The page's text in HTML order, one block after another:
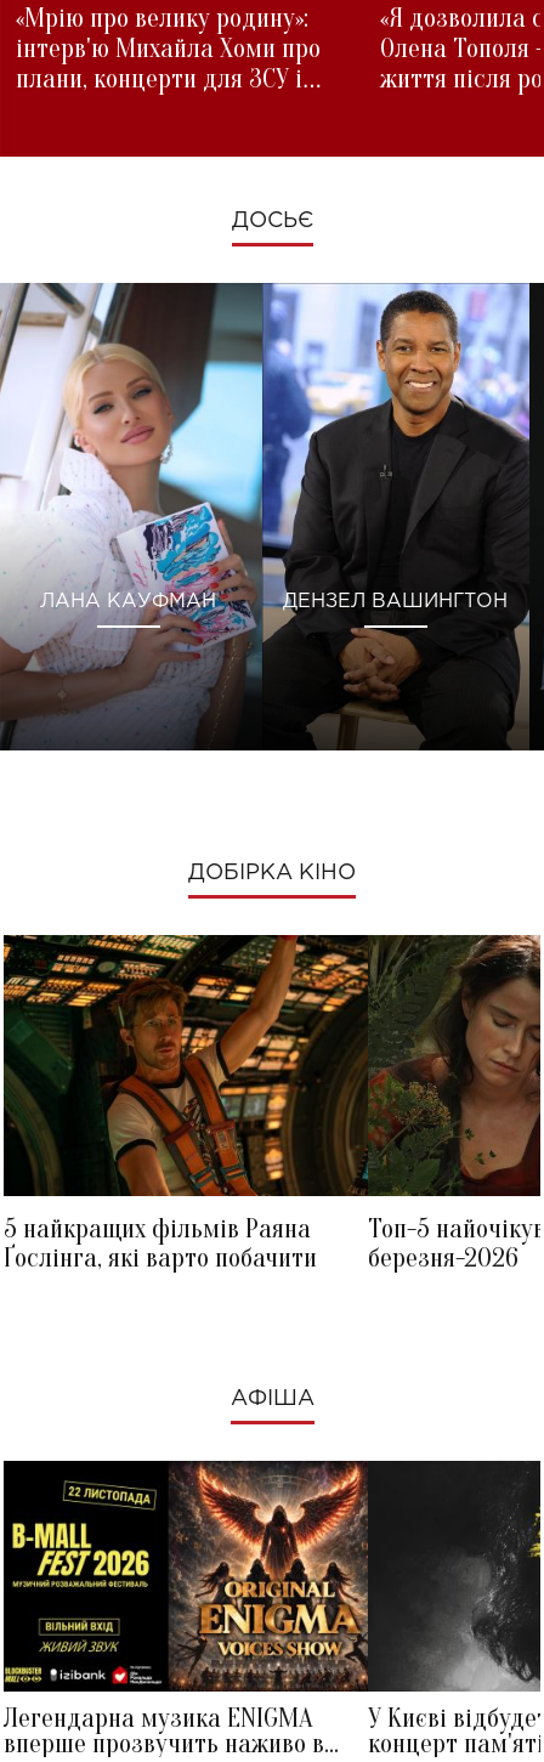
«Мрію про велику родину»:
інтерв'ю Михайла Хоми про
плани, концерти для ЗСУ і
«Я дозволила
Олена Тополя
життя після
ДОСЬЄ
ЛАНА КАУФМАН ДЕНЗЕЛ ВАШИНГТОН
ДОБІРКА КІНО
5 найкращих фільмів Раяна
Ґослінга, які варто побачити
Топ-5
березня-2026
АФІША
Легендарна музика ENIGMA
вперше прозвучить наживо в
У Києві
концерт